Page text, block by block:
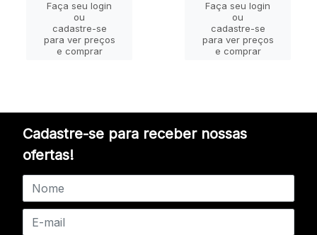
Faça seu login
ou
cadastre-se
para ver preços
e comprar
Faça seu login
ou
cadastre-se
para ver preços
e comprar
Cadastre-se para receber nossas
ofertas!